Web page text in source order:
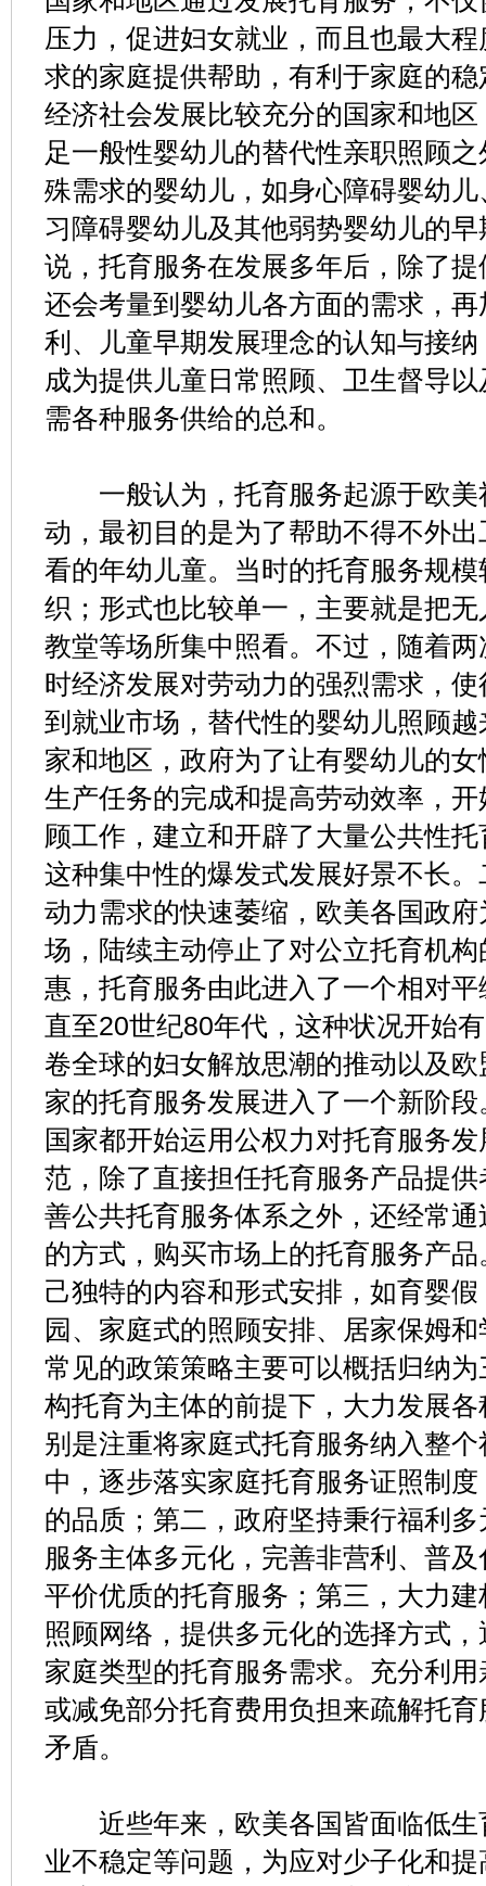
压力，促进妇女就业，而且也最大
求的家庭提供帮助，有利于家庭的
经济社会发展比较充分的国家和地
足一般性婴幼儿的替代性亲职照顾
殊需求的婴幼儿，如身心障碍婴幼
习障碍婴幼儿及其他弱势婴幼儿的
说，托育服务在发展多年后，除了
还会考量到婴幼儿各方面的需求，
利、儿童早期发展理念的认知与接
成为提供儿童日常照顾、卫生督导
需各种服务供给的总和。
一般认为，托育服务起源于欧美
动，最初目的是为了帮助不得不外
看的年幼儿童。当时的托育服务规
织；形式也比较单一，主要就是把
教堂等场所集中照看。不过，随着
时经济发展对劳动力的强烈需求，
到就业市场，替代性的婴幼儿照顾
家和地区，政府为了让有婴幼儿的
生产任务的完成和提高劳动效率，
顾工作，建立和开辟了大量公共性
这种集中性的爆发式发展好景不长
动力需求的快速萎缩，欧美各国政
场，陆续主动停止了对公立托育机
惠，托育服务由此进入了一个相对
直至20世纪80年代，这种状况开始
卷全球的妇女解放思潮的推动以及
家的托育服务发展进入了一个新阶
国家都开始运用公权力对托育服务
范，除了直接担任托育服务产品提
善公共托育服务体系之外，还经常
的方式，购买市场上的托育服务产
己独特的内容和形式安排，如育婴
园、家庭式的照顾安排、居家保姆
常见的政策策略主要可以概括归纳
构托育为主体的前提下，大力发展
别是注重将家庭式托育服务纳入整
中，逐步落实家庭托育服务证照制
的品质；第二，政府坚持秉行福利
服务主体多元化，完善非营利、普
平价优质的托育服务；第三，大力
照顾网络，提供多元化的选择方式
家庭类型的托育服务需求。充分利
或减免部分托育费用负担来疏解托
矛盾。
近些年来，欧美各国皆面临低生
业不稳定等问题，为应对少子化和